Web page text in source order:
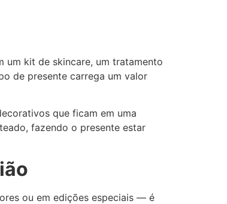
um kit de skincare, um tratamento
de presente carrega um valor
que ficam em uma
fazendo o presente estar
ou em edições especiais — é